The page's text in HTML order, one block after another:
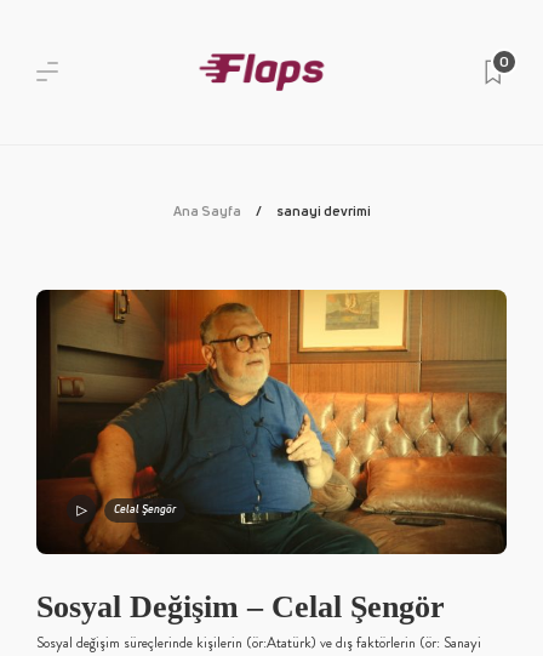
0
Ana Sayfa sanayi devrimi
Celal Şengör
Sosyal Değişim – Celal Şengör
Sosyal değişim süreçlerinde kişilerin (ör:Atatürk) ve dış faktörlerin (ör: Sanayi